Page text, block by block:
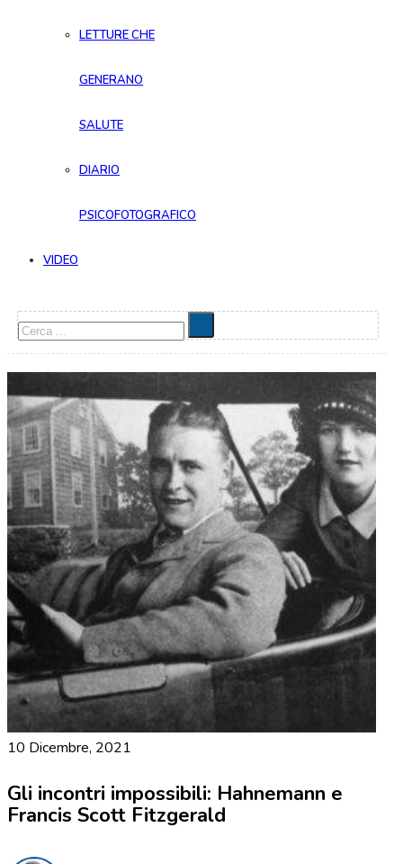
LETTURE CHE
GENERANO
SALUTE
DIARIO
PSICOFOTOGRAFICO
VIDEO
Cerca
10 Dicembre, 2021
Gli incontri impossibili: Hahnemann e
Francis Scott Fitzgerald